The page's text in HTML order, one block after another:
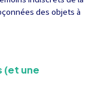
des objets à
(et une